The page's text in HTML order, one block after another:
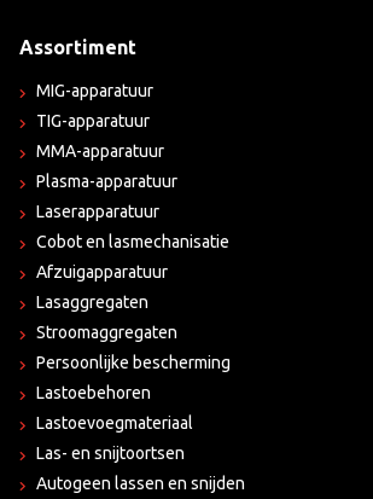
Assortiment
MIG-apparatuur
TIG-apparatuur
MMA-apparatuur
Plasma-apparatuur
Laserapparatuur
Cobot en lasmechanisatie
Afzuigapparatuur
Lasaggregaten
Stroomaggregaten
Persoonlijke bescherming
Lastoebehoren
Lastoevoegmateriaal
Las- en snijtoortsen
Autogeen lassen en snijden